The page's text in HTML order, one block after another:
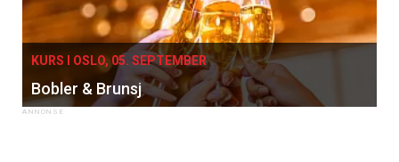
KURS I OSLO, 05. SEPTEMBER
Bobler & Brunsj